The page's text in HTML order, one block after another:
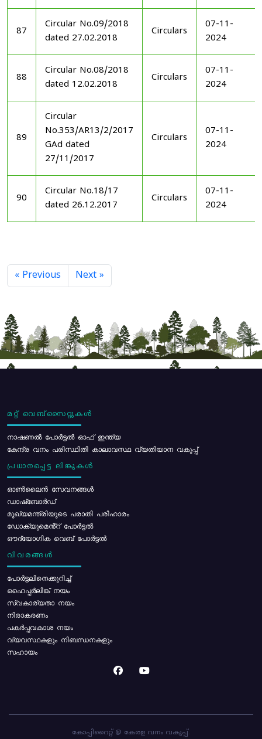
87
Circular No.09/2018
dated 27.02.2018
Circulars
07-11-
2024
88
Circular No.08/2018
dated 12.02.2018
Circulars
07-11-
2024
89
Circular
No.353/AR13/2/2017
GAd dated
27/11/2017
Circulars
07-11-
2024
90
Circular No.18/17
dated 26.12.2017
Circulars
07-11-
2024
« Previous Next »
മറ്റ് വെബ്സൈറ്റുകൾ
നാഷണൽ പോർട്ടൽ ഓഫ് ഇന്ത്യ
കേന്ദ്ര വനം പരിസ്ഥിതി കാലാവസ്ഥ വ്യതിയാന വകുപ്പ്
പ്രധാനപ്പെട്ട ലിങ്കുകൾ
ഓൺലൈൻ സേവനങ്ങൾ
ഡാഷ്ബോർഡ്
മുഖ്യമന്ത്രിയുടെ പരാതി പരിഹാരം
ഡോക്യുമെൻ്റ് പോർട്ടൽ
ഔദ്യോഗിക വെബ് പോർട്ടൽ
വിവരങ്ങൾ
പോര്‍ട്ടലിനെക്കുറിച്ച്
ഹൈപ്പർലിങ്ക് നയം
സ്വകാര്യതാ നയം
നിരാകരണം
പകർപ്പവകാശ നയം
വ്യവസ്ഥകളും നിബന്ധനകളും
സഹായം
കോപ്പിറൈറ്റ് @ കേരള വനം വകുപ്പ്.